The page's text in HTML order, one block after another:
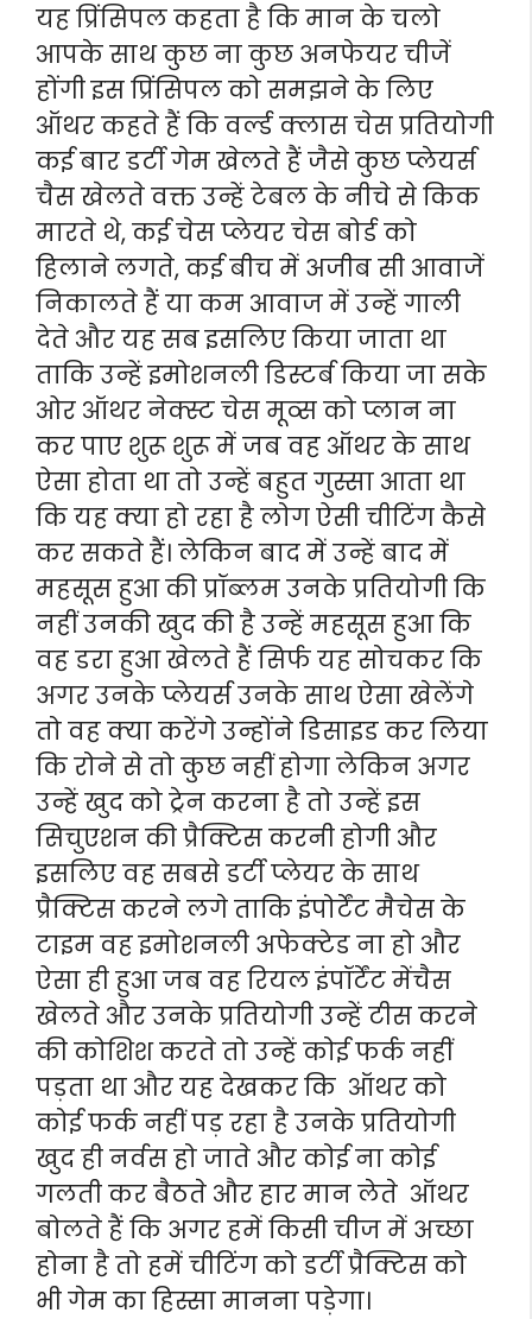
यह प्रिंसिपल कहता है कि मान के चलो
आपके साथ कुछ ना कुछ अनफेयर चीजें
होंगी इस प्रिंसिपल को समझने के लिए
ऑथर कहते हैं कि वर्ल्ड क्लास चेस प्रतियोगी
कई बार डर्टी गेम खेलते हैं जैसे कुछ प्लेयर्स
चैस खेलते वक्त उन्हें टेबल के नीचे से किक
मारते थे, कई चेस प्लेयर चेस बोर्ड को
हिलाने लगते, कई बीच में अजीब सी आवाजें
निकालते हैं या कम आवाज में उन्हें गाली
देते और यह सब इसलिए किया जाता था
ताकि उन्हें इमोशनली डिस्टर्ब किया जा सके
ओर ऑथर नेक्स्ट चेस मूव्स को प्लान ना
कर पाए शुरू शुरू में जब वह ऑथर के साथ
ऐसा होता था तो उन्हें बहुत गुस्सा आता था
कि यह क्या हो रहा है लोग ऐसी चीटिंग कैसे
कर सकते हैं। लेकिन बाद में उन्हें बाद में
महसूस हुआ की प्रॉब्लम उनके प्रतियोगी कि
नहीं उनकी खुद की है उन्हें महसूस हुआ कि
वह डरा हुआ खेलते हैं सिर्फ यह सोचकर कि
अगर उनके प्लेयर्स उनके साथ ऐसा खेलेंगे
तो वह क्या करेंगे उन्होंने डिसाइड कर लिया
कि रोने से तो कुछ नहीं होगा लेकिन अगर
उन्हें खुद को ट्रेन करना है तो उन्हें इस
सिचुएशन की प्रैक्टिस करनी होगी और
इसलिए वह सबसे डर्टी प्लेयर के साथ
प्रैक्टिस करने लगे ताकि इंपोर्टेंट मैचेस के
टाइम वह इमोशनली अफेक्टेड ना हो और
ऐसा ही हुआ जब वह रियल इंपॉर्टेंट मेंचैस
खेलते और उनके प्रतियोगी उन्हें टीस करने
की कोशिश करते तो उन्हें कोई फर्क नहीं
पड़ता था और यह देखकर कि ऑथर को
कोई फर्क नहीं पड़ रहा है उनके प्रतियोगी
खुद ही नर्वस हो जाते और कोई ना कोई
गलती कर बैठते और हार मान लेते ऑथर
बोलते हैं कि अगर हमें किसी चीज में अच्छा
होना है तो हमें चीटिंग को डर्टी प्रैक्टिस को
भी गेम का हिस्सा मानना पड़ेगा।